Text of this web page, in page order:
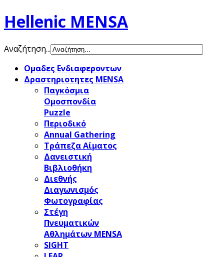
Hellenic MENSA
Αναζήτηση...
Ομαδες Ενδιαφεροντων
Δραστηριοτητες MENSA
Παγκόσμια
Ομοσπονδία
Puzzle
Περιοδικό
Annual Gathering
Τράπεζα Αίματος
Δανειστική
Βιβλιοθήκη
Διεθνής
Διαγωνισμός
Φωτογραφίας
Στέγη
Πνευματικών
Αθλημάτων MENSA
SIGHT